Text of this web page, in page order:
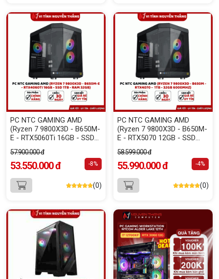
PC NTC GAMING AMD
(Ryzen 7 9800X3D - B650M-
E - RTX5060Ti 16GB - SSD
57.900.000 đ
53.550.000 đ -8%
(0)
PC NTC GAMING AMD
(Ryzen 7 9800X3D - B650M-
E - RTX5070 12GB - SSD
58.599.000 đ
55.990.000 đ -4%
(0)